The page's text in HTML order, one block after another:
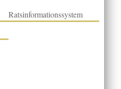
Ratsinformationssystem